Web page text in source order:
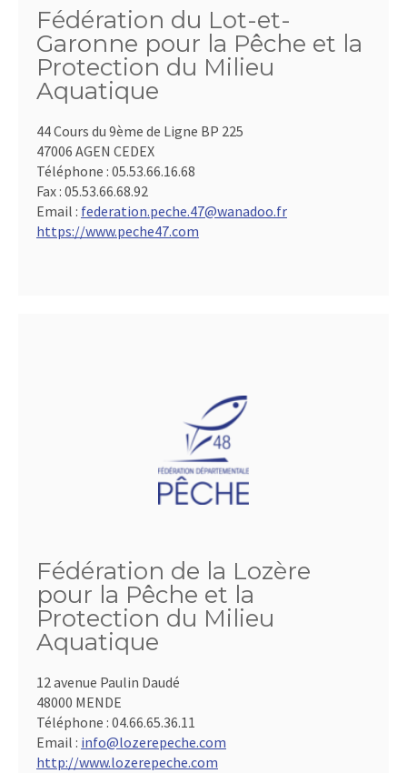
Fédération du Lot-et-
Garonne pour la Pêche et la
Protection du Milieu
Aquatique
44 Cours du 9ème de Ligne BP 225
47006 AGEN CEDEX
Téléphone : 05.53.66.16.68
Fax : 05.53.66.68.92
Email : federation.peche.47@wanadoo.fr
https://www.peche47.com
Fédération de la Lozère
pour la Pêche et la
Protection du Milieu
Aquatique
12 avenue Paulin Daudé
48000 MENDE
Téléphone : 04.66.65.36.11
Email : info@lozerepeche.com
http://www.lozerepeche.com